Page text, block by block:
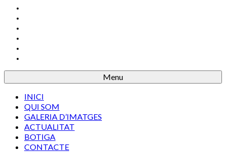
Menu
INICI
QUI SOM
GALERIA D’IMATGES
ACTUALITAT
BOTIGA
CONTACTE